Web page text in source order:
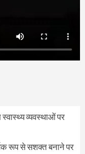
व्यवस्थाओं पर
रूप से सशक्त बनाने पर